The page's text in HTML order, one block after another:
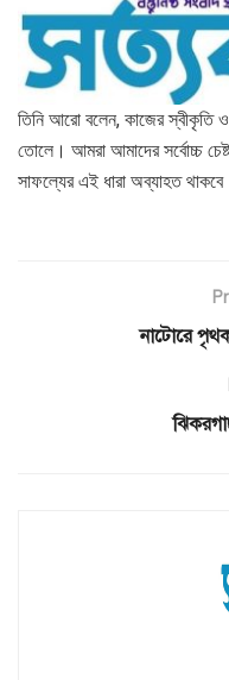
তিনি আরো বলেন, কাজের স্বীকৃতি
তোলে। আমরা আমাদের সর্বোচ্চ
সাফল্যের এই ধারা অব্যাহত
নাটোরে